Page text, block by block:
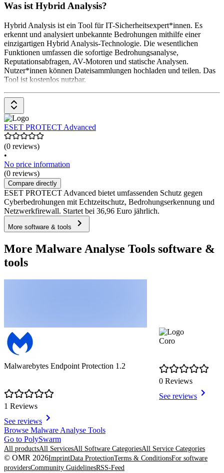
Was ist Hybrid Analysis?
Hybrid Analysis ist ein Tool für IT-Sicherheitsexpert*innen. Es
erkennt und analysiert unbekannte Bedrohungen mithilfe einer
einzigartigen Hybrid Analysis-Technologie. Die wesentlichen
Funktionen umfassen die sofortige Bedrohungsanalyse,
Reputationsabfragen, AV-Motoren und statische Analysen.
Nutzer*innen können Dateisammlungen hochladen und teilen. Das
Tool ist kostenlos nutzbar.
ESET PROTECT Advanced
(0 reviews)
•
No price information
(0 reviews)
Compare directly
ESET PROTECT Advanced bietet umfassenden Schutz gegen
Cyberbedrohungen mit Echtzeitschutz, Bedrohungserkennung und
Netzwerkfirewall. Startet bei 36,96 Euro jährlich.
More software & tools
More Malware Analyse Tools software &
tools
Malwarebytes Endpoint Protection 1.2
1 Reviews
See reviews
Coro
0 Reviews
See reviews
Item
1
of
3
Browse Malware Analyse Tools
Go to PolySwarm
All productsAll ServicesAll Software CategoriesAll Service Categories
© OMR 2026ImprintData ProtectionTerms & ConditionsFor software
providersCommunity GuidelinesRSS-Feed